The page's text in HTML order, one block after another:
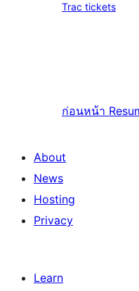
Trac tickets
ก่อนหน้า
About
News
Hosting
Privacy
Learn